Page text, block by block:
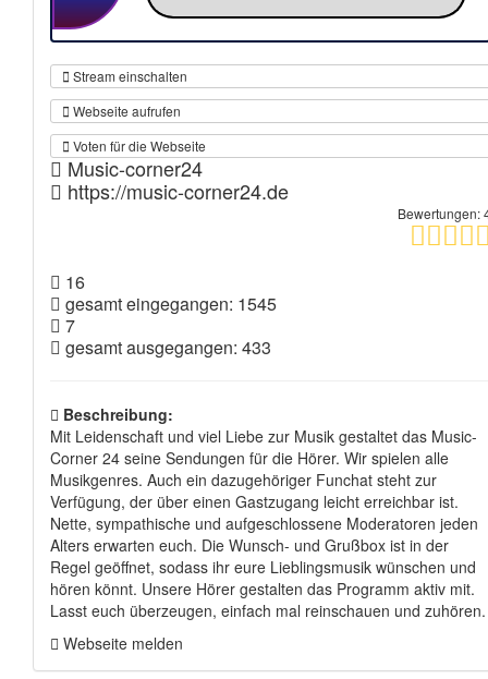
Stream einschalten
Webseite aufrufen
Voten für die Webseite
Music-corner24
https://music-corner24.de
Bewertungen:
16
gesamt eingegangen: 1545
7
gesamt ausgegangen: 433
Beschreibung:
Mit Leidenschaft und viel Liebe zur Musik gestaltet das Music-
Corner 24 seine Sendungen für die Hörer. Wir spielen alle
Musikgenres. Auch ein dazugehöriger Funchat steht zur
Verfügung, der über einen Gastzugang leicht erreichbar ist.
Nette, sympathische und aufgeschlossene Moderatoren jeden
Alters erwarten euch. Die Wunsch- und Grußbox ist in der
Regel geöffnet, sodass ihr eure Lieblingsmusik wünschen und
hören könnt. Unsere Hörer gestalten das Programm aktiv mit.
Lasst euch überzeugen, einfach mal reinschauen und zuhören.
Webseite melden